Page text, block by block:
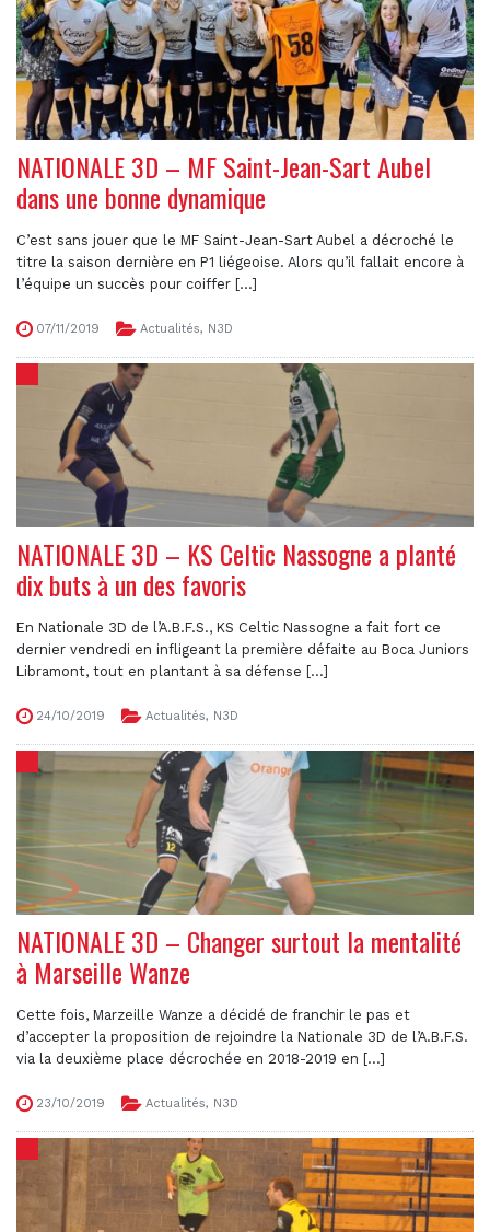
NATIONALE 3D – MF Saint-Jean-Sart Aubel
dans une bonne dynamique
C’est sans jouer que le MF Saint-Jean-Sart Aubel a décroché le
titre la saison dernière en P1 liégeoise. Alors qu’il fallait encore à
l’équipe un succès pour coiffer [...]
07/11/2019 Actualités, N3D
NATIONALE 3D – KS Celtic Nassogne a planté
dix buts à un des favoris
En Nationale 3D de l’A.B.F.S., KS Celtic Nassogne a fait fort ce
dernier vendredi en infligeant la première défaite au Boca Juniors
Libramont, tout en plantant à sa défense [...]
24/10/2019 Actualités, N3D
NATIONALE 3D – Changer surtout la mentalité
à Marseille Wanze
Cette fois, Marzeille Wanze a décidé de franchir le pas et
d’accepter la proposition de rejoindre la Nationale 3D de l’A.B.F.S.
via la deuxième place décrochée en 2018-2019 en [...]
23/10/2019 Actualités, N3D